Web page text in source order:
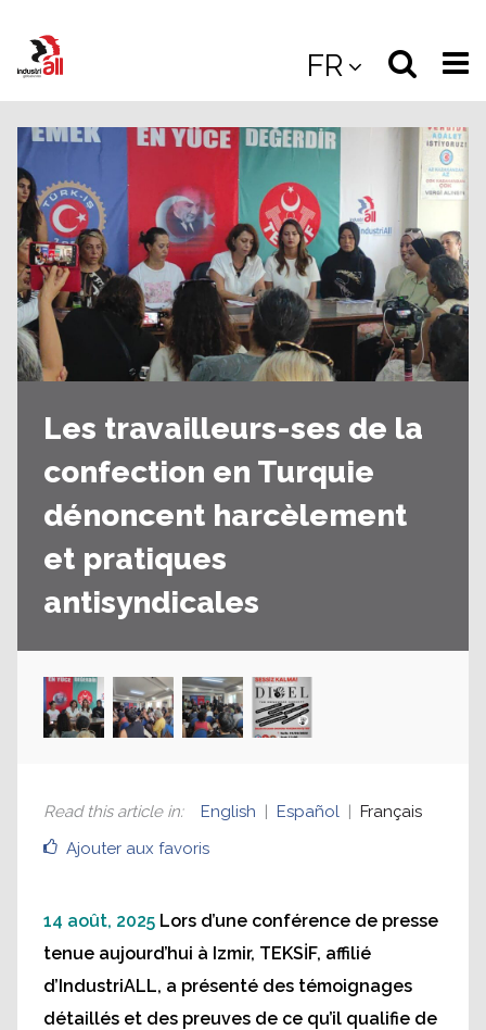
main
FR
Select
the
site
Les travailleurs-ses de la
confection en Turquie
dénoncent harcèlement
et pratiques
antisyndicales
Ajouter aux favoris
Read this article in: English Español Français
14 août, 2025 Lors d’une conférence de presse
tenue aujourd’hui à Izmir, TEKSİF, affilié
d’IndustriALL, a présenté des témoignages
détaillés et des preuves de ce qu’il qualifie de